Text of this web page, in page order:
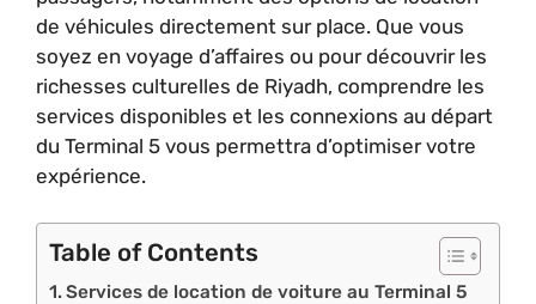
de véhicules directement sur place. Que vous
soyez en voyage d’affaires ou pour découvrir les
richesses culturelles de Riyadh, comprendre les
services disponibles et les connexions au départ
du Terminal 5 vous permettra d’optimiser votre
expérience.
Table of Contents
Services de location de voiture au Terminal 5